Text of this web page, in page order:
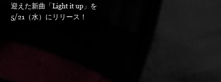
迎えた新曲「Light it up」を
5/21（水）にリリース！